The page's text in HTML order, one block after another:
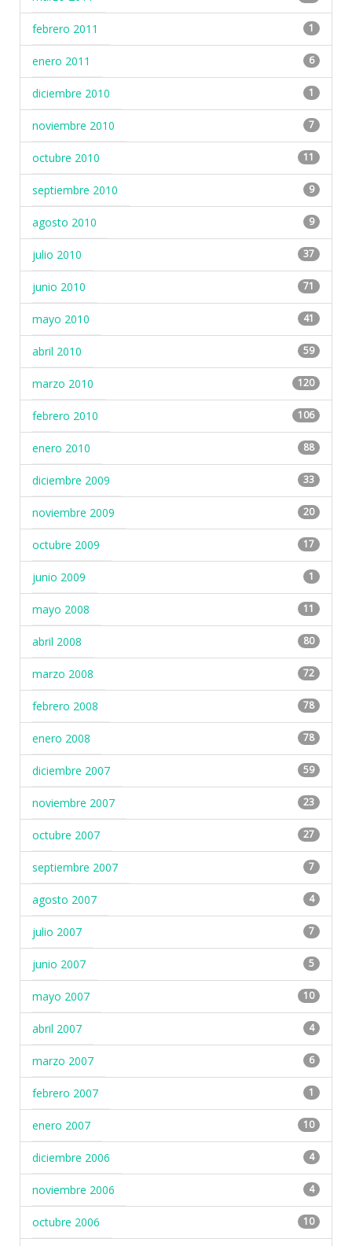
febrero 2011 1
enero 2011 6
diciembre 2010 1
noviembre 2010 7
octubre 2010 11
septiembre 2010 9
agosto 2010 9
julio 2010 37
junio 2010 71
mayo 2010 41
abril 2010 59
marzo 2010 120
febrero 2010 106
enero 2010 88
diciembre 2009 33
noviembre 2009 20
octubre 2009 17
junio 2009 1
mayo 2008 11
abril 2008 80
marzo 2008 72
febrero 2008 78
enero 2008 78
diciembre 2007 59
noviembre 2007 23
octubre 2007 27
septiembre 2007 7
agosto 2007 4
julio 2007 7
junio 2007 5
mayo 2007 10
abril 2007 4
marzo 2007 6
febrero 2007 1
enero 2007 10
diciembre 2006 4
noviembre 2006 4
octubre 2006 10